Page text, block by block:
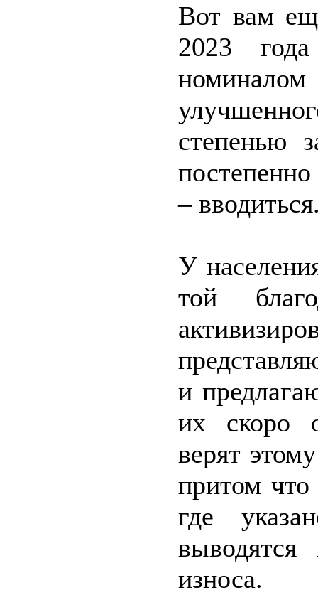
Вот вам
2023
степенью
–
У
той
и
их скоро
верят
притом что
где
износа.